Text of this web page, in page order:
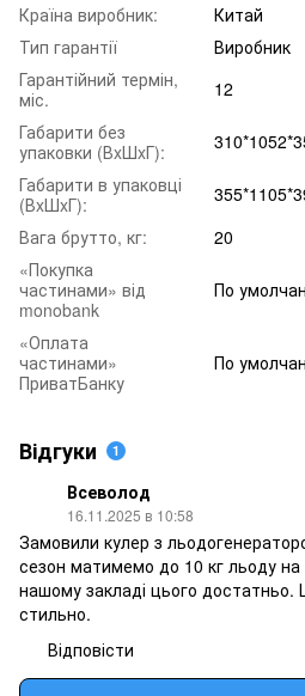
Країна виробник:
Китай
Тип гарантії
Виробник
Гарантійний термін,
міс.
12
Габарити без
упаковки (ВxШxГ):
Габарити в упаковці
(ВxШxГ):
Вага брутто, кг:
20
«Покупка
частинами» від
monobank
По
«Оплата
частинами»
ПриватБанку
По
Відгуки 1
Всеволод
16.11.2025 в 10:58
Замовили кулер з
сезон матимемо до 10 кг льоду на
нашому закладі цього
стильно.
Відповісти